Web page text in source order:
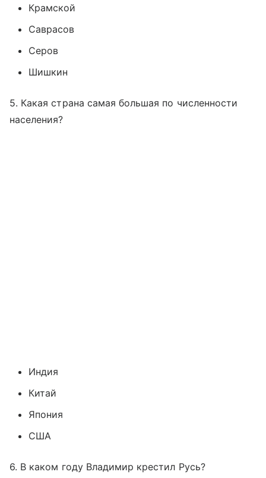
Крамской
Саврасов
Серов
Шишкин
5. Какая страна самая большая по численности
населения?
Индия
Китай
Япония
США
6. В каком году Владимир крестил Русь?